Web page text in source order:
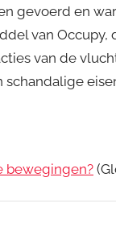
gevoerd en
van
van de
schandalige
bewegingen?